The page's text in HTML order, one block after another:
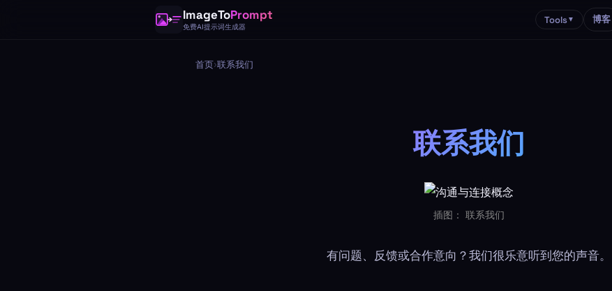
ImageToPrompt
免费AI提示词生成器
Tools▼ 博客
首页›联系我们
联系我们
插图： 联系我们
有问题、反馈或合作意向？我们很乐意听到您的声音。